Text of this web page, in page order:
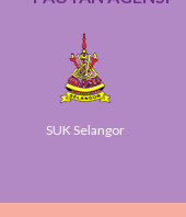
Smart Selangor